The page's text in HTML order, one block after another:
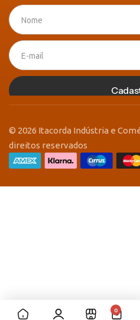
© 2026 Itacorda Indústria e
direitos reservados
0